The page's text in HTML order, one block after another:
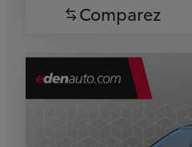
Comparez